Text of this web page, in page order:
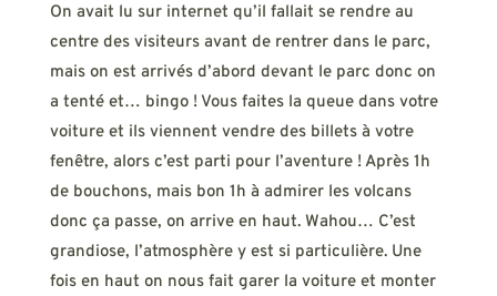
On avait lu sur internet qu’il fallait se rendre au
centre des visiteurs avant de rentrer dans le parc,
mais on est arrivés d’abord devant le parc donc on
a tenté et… bingo ! Vous faites la queue dans votre
voiture et ils viennent vendre des billets à votre
fenêtre, alors c’est parti pour l’aventure ! Après 1h
de bouchons, mais bon 1h à admirer les volcans
donc ça passe, on arrive en haut. Wahou… C’est
grandiose, l’atmosphère y est si particulière. Une
fois en haut on nous fait garer la voiture et monter